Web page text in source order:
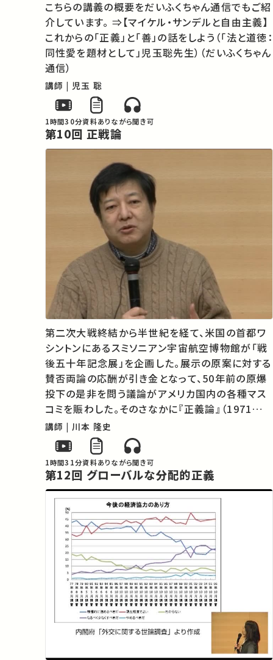
こちらの講義の概要をだいふくちゃん通信でもご紹
介しています。 ⇒【マイケル・サンデルと自由主義】
これからの「正義」と「善」の話をしよう（「法と道徳：
同性愛を題材として」児玉聡先生）（だいふくちゃん
通信）
講師 | 児玉 聡
1時間30分資料ありながら聞き可
第10回 正戦論
第二次大戦終結から半世紀を経て、米国の首都ワ
シントンにあるスミソニアン宇宙航空博物館が「戦
後五十年記念展」を企画した。展示の原案に対する
賛否両論の応酬が引き金となって、50年前の原爆
投下の是非を問う議論がアメリカ国内の各種マス
コミを賑わした。そのさなかに『正義論』（1971年）
の著者ジョン・ロールズが発表したエッセイ「ヒロ
シマから50年」を主たる素材として、正義にかなう
戦争の条件やルールを規定しようとし…
講師 | 川本 隆史
1時間31分資料ありながら聞き可
第12回 グローバルな分配的正義